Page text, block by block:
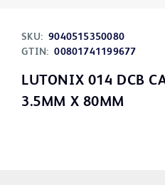
SKU: 9040515350080
GTIN: 00801741199677
LUTONIX 014 DCB
3.5MM X 80MM